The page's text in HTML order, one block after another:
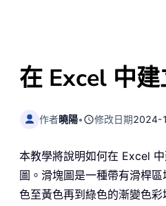
在 Excel 中建
作者曉陽• 修改日期2024-
本教學將說明如何在 Excel
圖。滑塊圖是一種帶有滑桿
色至黃色再到綠色的漸變色彩